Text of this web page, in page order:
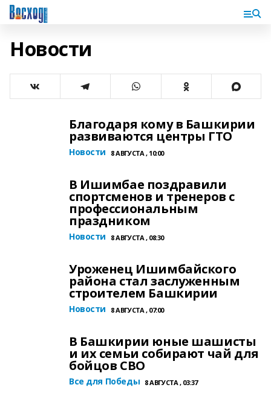
Новости
Благодаря кому в Башкирии
развиваются центры ГТО
Новости 8 АВГУСТА , 10:00
В Ишимбае поздравили
спортсменов и тренеров с
профессиональным
праздником
Новости 8 АВГУСТА , 08:30
Уроженец Ишимбайского
района стал заслуженным
строителем Башкирии
Новости 8 АВГУСТА , 07:00
В Башкирии юные шашисты
и их семьи собирают чай для
бойцов СВО
Все для Победы 8 АВГУСТА , 03:37